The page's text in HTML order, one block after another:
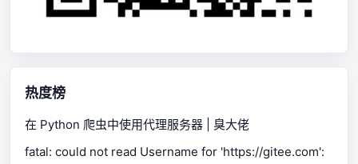
热度榜
在 Python 爬虫中使用代理服务器 | 臭大佬
fatal: could not read Username for 'https://gitee.com':